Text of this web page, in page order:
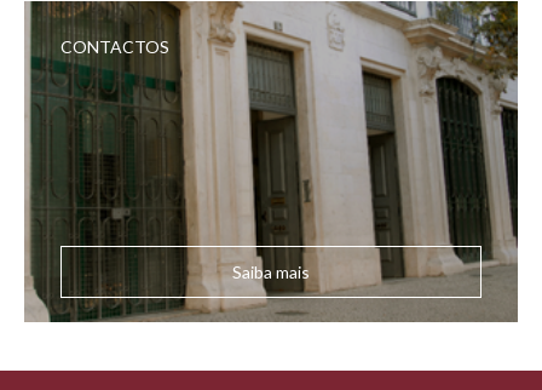
CONTACTOS
Saiba mais